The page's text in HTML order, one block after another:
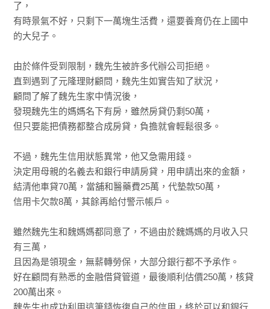
了，
有時景氣不好，只剩下一萬塊生活費，還要養育仍在上國中
的大兒子。
由於條件受到限制，魏先生被許多代辦公司拒絕。
直到遇到了元隆理財顧問，魏先生如實告知了狀況，
顧問了解了魏先生家中情況後，
發現魏先生的媽媽名下有房，雖然房貸仍剩50萬，
但只要能把債務都整合成房貸，負擔就會輕鬆很多。
不過，魏先生信用狀態異常，他又急需用錢。
決定用母親的名義去和銀行申請房貸，用申請出來的金額，
結清他車貸70萬，當舖和醫藥費25萬，代墊款50萬，
信用卡欠款8萬，其餘再給付警示帳戶。
雖然魏先生和魏媽媽都同意了，不過由於魏媽媽的月收入只
有三萬，
且因為是領現金，無薪轉勞保，大部分銀行都不予承作。
好在顧問有熟悉的金融借貸管道，最後順利估價250萬，核貸
200萬出來。